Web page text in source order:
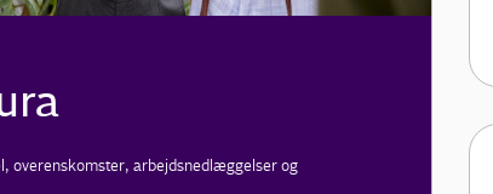
overenskomster, arbejdsnedlæggelser og